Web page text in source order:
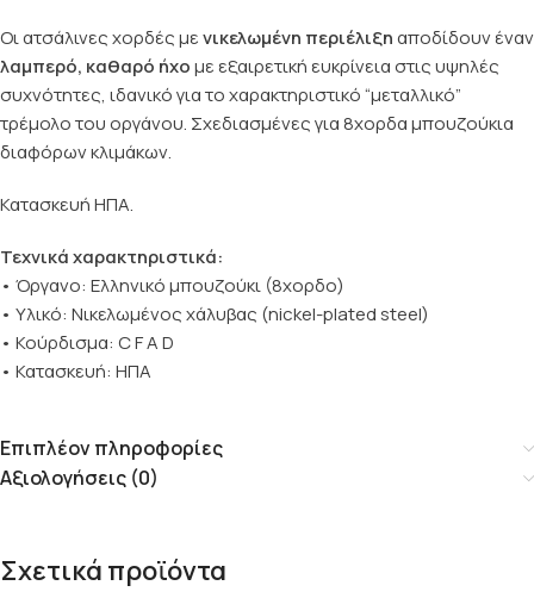
Οι ατσάλινες χορδές μενικελωμένη περιέλιξηαποδίδουν έναν
λαμπερό, καθαρό ήχομε εξαιρετική ευκρίνεια στις υψηλές
συχνότητες, ιδανικό για το χαρακτηριστικό “μεταλλικό”
τρέμολο του οργάνου. Σχεδιασμένες για 8χορδα μπουζούκια
διαφόρων κλιμάκων.
Κατασκευή ΗΠΑ.
Τεχνικά χαρακτηριστικά:
• Όργανο: Ελληνικό μπουζούκι (8χορδο)
• Υλικό: Νικελωμένος χάλυβας (nickel-plated steel)
• Κούρδισμα: C F A D
• Κατασκευή: ΗΠΑ
Επιπλέον πληροφορίες
Αξιολογήσεις (0)
Σχετικά προϊόντα